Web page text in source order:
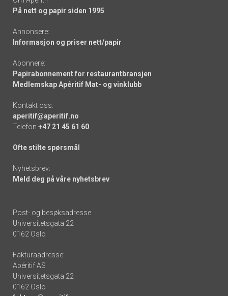
På nett og papir siden 1995
Annonsere:
Informasjon og priser nett/papir
Abonnere:
Papirabonnement for restaurantbransjen
Medlemskap Apéritif Mat- og vinklubb
Kontakt oss:
aperitif@aperitif.no
Telefon +47 21 45 61 60
Ofte stilte spørsmål
Nyhetsbrev:
Meld deg på våre nyhetsbrev
Post- og besøksadresse:
Universitetsgata 22
0162 Oslo
Fakturaadresse:
Apéritif AS
Universitetsgata 22
0162 Oslo